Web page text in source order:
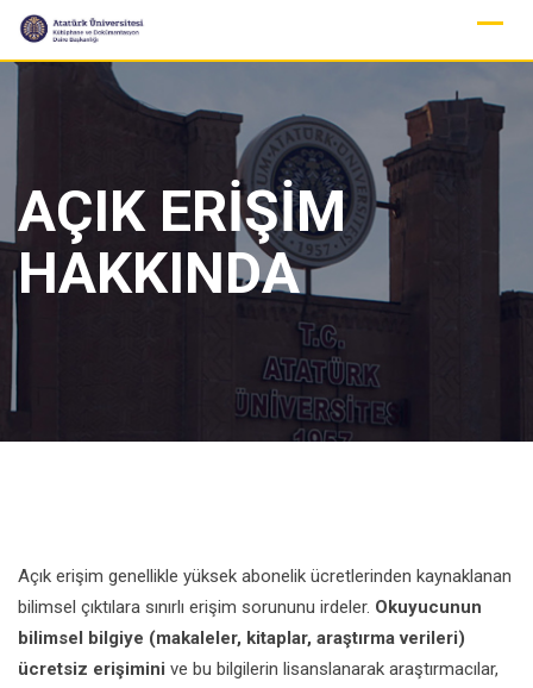
Skip
AÇIK ERİŞİM
HAKKINDA
Açık erişim genellikle yüksek abonelik ücretlerinden kaynaklanan
bilimsel çıktılara sınırlı erişim sorununu irdeler. Okuyucunun
bilimsel bilgiye (makaleler, kitaplar, araştırma verileri)
ücretsiz erişimini ve bu bilgilerin lisanslanarak araştırmacılar,